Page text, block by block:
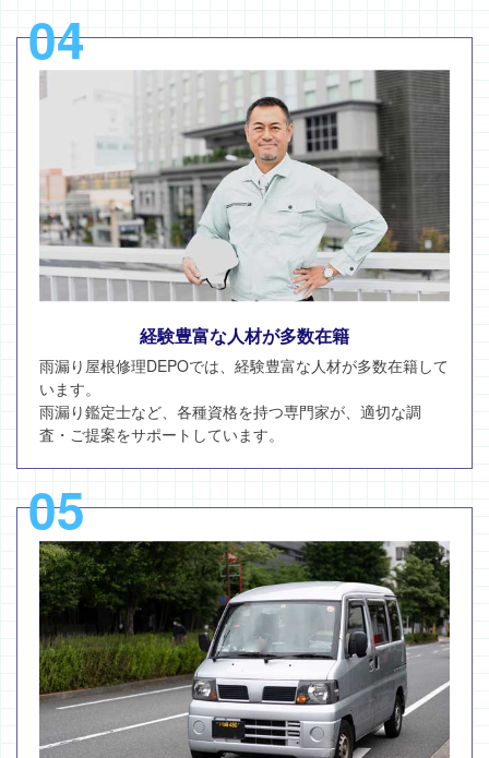
04
経験豊富な人材が多数在籍
雨漏り屋根修理DEPOでは、経験豊富な人材が多数在籍して
います。
雨漏り鑑定士など、各種資格を持つ専門家が、適切な調
査・ご提案をサポートしています。
05